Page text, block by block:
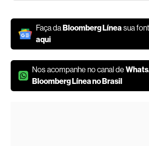
Faça daBloomberg Líneasua
aqui
Nos acompanhe no canal de
Bloomberg Línea no Brasil